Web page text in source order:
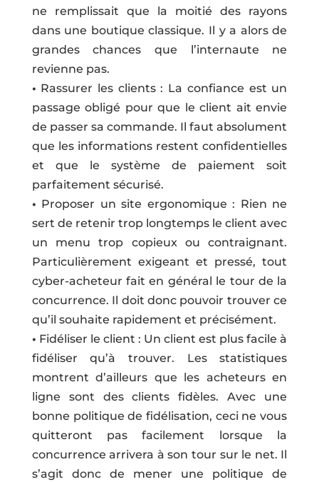
ne remplissait que la moitié des rayons
dans une boutique classique. Il y a alors de
grandes chances que l’internaute ne
revienne pas.
• Rassurer les clients : La confiance est un
passage obligé pour que le client ait envie
de passer sa commande. Il faut absolument
que les informations restent confidentielles
et que le système de paiement soit
parfaitement sécurisé.
• Proposer un site ergonomique : Rien ne
sert de retenir trop longtemps le client avec
un menu trop copieux ou contraignant.
Particulièrement exigeant et pressé, tout
cyber-acheteur fait en général le tour de la
concurrence. Il doit donc pouvoir trouver ce
qu’il souhaite rapidement et précisément.
• Fidéliser le client : Un client est plus facile à
fidéliser qu’à trouver. Les statistiques
montrent d’ailleurs que les acheteurs en
ligne sont des clients fidèles. Avec une
bonne politique de fidélisation, ceci ne vous
quitteront pas facilement lorsque la
concurrence arrivera à son tour sur le net. Il
s’agit donc de mener une politique de